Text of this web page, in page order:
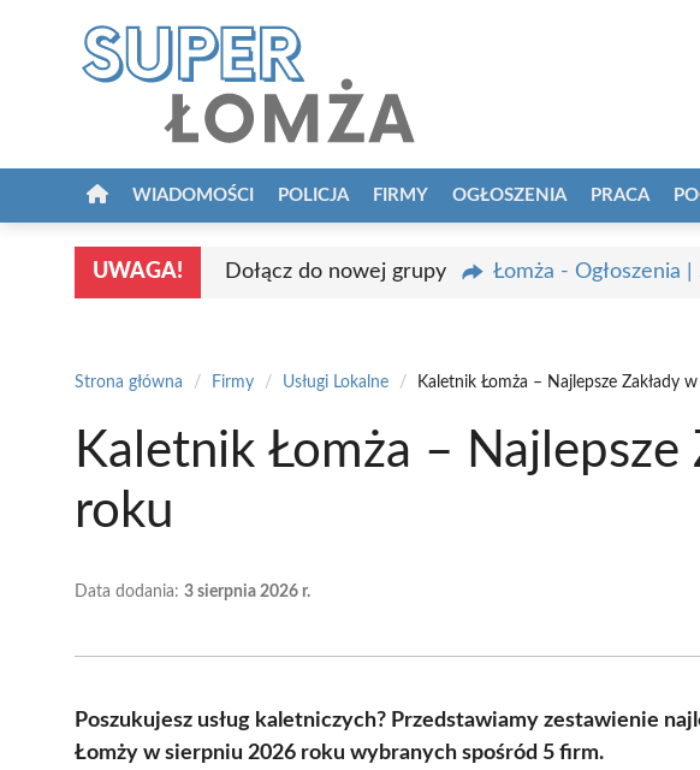
WIADOMOŚCI POLICJA FIRMY OGŁOSZENIA PRACA
UWAGA! Dołącz do nowej grupy Łomża - Ogłoszenia
Strona główna / Firmy / Usługi Lokalne / Kaletnik Łomża – Najlepsze Zakłady
Kaletnik Łomża – Najlepsze
roku
Data dodania: 3 sierpnia 2026 r.
Poszukujesz usług kaletniczych? Przedstawiamy zestawienie
Łomży w sierpniu 2026 roku wybranych spośród 5 firm.